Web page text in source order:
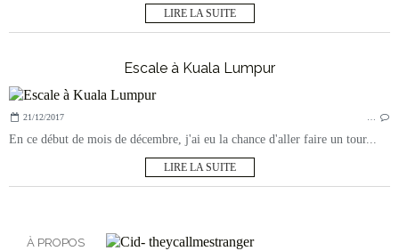
LIRE LA SUITE
Escale à Kuala Lumpur
21/12/2017 …
En ce début de mois de décembre, j'ai eu la chance d'aller faire un tour...
LIRE LA SUITE
À PROPOS